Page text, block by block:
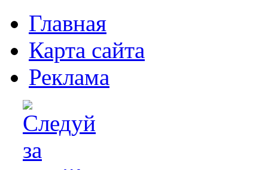
Главная
Карта сайта
Реклама